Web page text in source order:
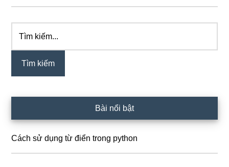
Sidebar
chính
kiếm...
Bài nổi bật
Cách sử dụng từ điển trong python